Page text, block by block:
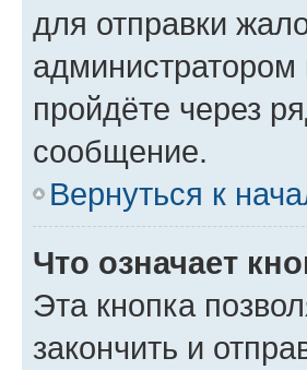
для отправки
пройдёте через
сообщение.
Вернуться к
Что означает
Эта кнопка
закончить и